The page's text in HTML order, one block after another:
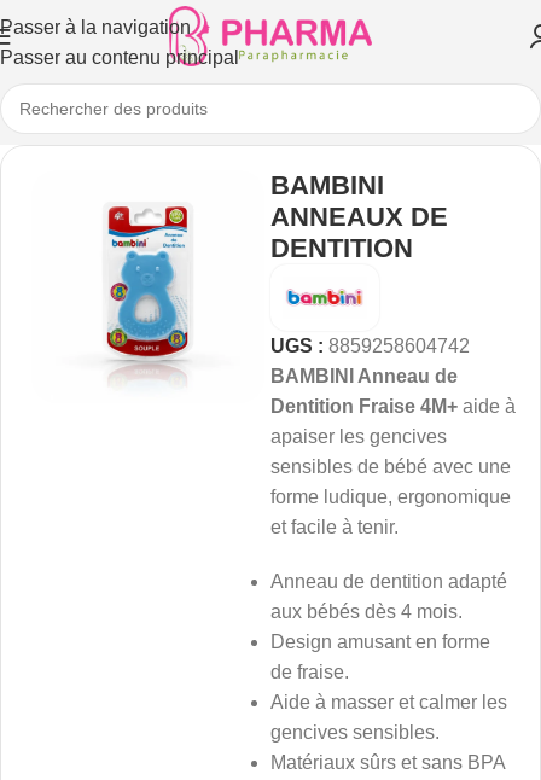
Passer à la navigation
Passer au contenu principal
BAMBINI
ANNEAUX DE
DENTITION
UGS : 8859258604742
BAMBINI Anneau de
Dentition Fraise 4M+ aide à
apaiser les gencives
sensibles de bébé avec une
forme ludique, ergonomique
et facile à tenir.
Anneau de dentition adapté
aux bébés dès 4 mois.
Design amusant en forme
de fraise.
Aide à masser et calmer les
gencives sensibles.
Matériaux sûrs et sans BPA